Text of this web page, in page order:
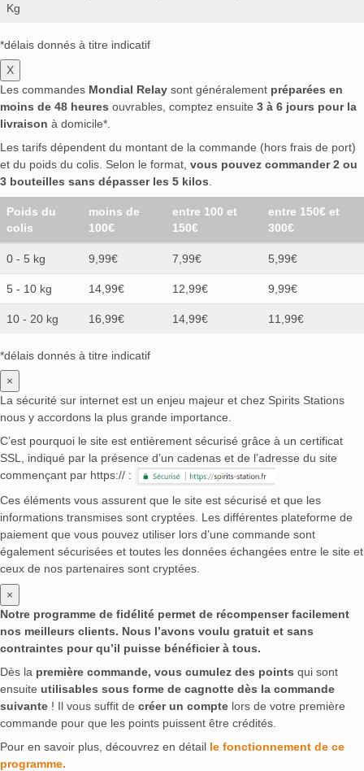
Kg
*délais donnés à titre indicatif
X
Les commandes Mondial Relay sont généralement préparées en
moins de 48 heures ouvrables, comptez ensuite 3 à 6 jours pour la
livraison à domicile*.
Les tarifs dépendent du montant de la commande (hors frais de port)
et du poids du colis. Selon le format, vous pouvez commander 2 ou
3 bouteilles sans dépasser les 5 kilos
Poids du
colis
moins de
100€
entre 100 et
150€
entre 150€ et
300€
0 - 5 kg 9,99€ 7,99€ 5,99€
5 - 10 kg 14,99€ 12,99€ 9,99€
10 - 20 kg 16,99€ 14,99€ 11,99€
*délais donnés à titre indicatif
×
La sécurité sur internet est un enjeu majeur et chez Spirits Stations
nous y accordons la plus grande importance.
C’est pourquoi le site est entièrement sécurisé grâce à un certificat
SSL, indiqué par la présence d’un cadenas et de l’adresse du site
commençant par https:// :
Ces éléments vous assurent que le site est sécurisé et que les
informations transmises sont cryptées. Les différentes plateforme de
paiement que vous pouvez utiliser lors d’une commande sont
également sécurisées et toutes les données échangées entre le site et
ceux de nos partenaires sont cryptées.
×
Notre programme de fidélité permet de récompenser facilement
nos meilleurs clients. Nous l’avons voulu gratuit et sans
contraintes pour qu’il puisse bénéficier à tous.
Dès la première commande, vous cumulez des points qui sont
ensuite utilisables sous forme de cagnotte dès la commande
suivante ! Il vous suffit de créer un compte lors de votre première
commande pour que les points puissent être crédités.
Pour en savoir plus, découvrez en détail le fonctionnement de ce
programme.